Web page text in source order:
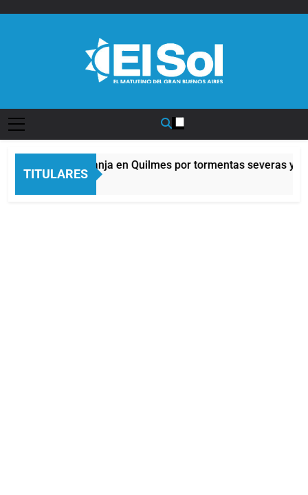
TITULARES
Alerta naranja en Quilmes por tormentas severas y
2 Horas Atrás